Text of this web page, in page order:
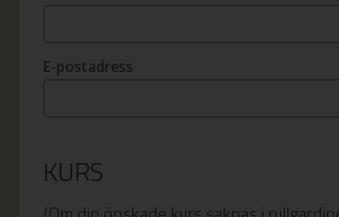
E-postadress
KURS